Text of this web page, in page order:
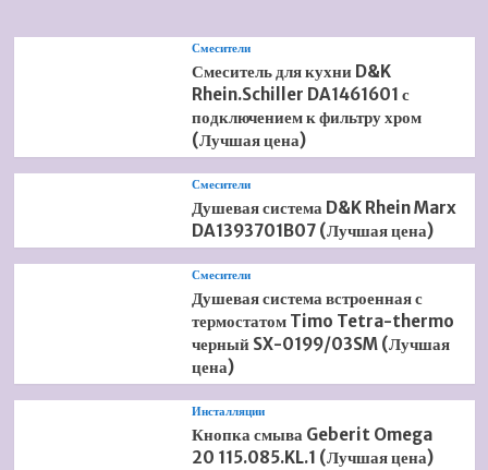
Смесители
Смеситель для кухни D&K
Rhein.Schiller DA1461601 с
подключением к фильтру хром
(Лучшая цена)
Смесители
Душевая система D&K Rhein Marx
DA1393701B07 (Лучшая цена)
Смесители
Душевая система встроенная с
термостатом Timo Tetra-thermo
черный SX-0199/03SM (Лучшая
цена)
Инсталляции
Кнопка смыва Geberit Omega
20 115.085.KL.1 (Лучшая цена)